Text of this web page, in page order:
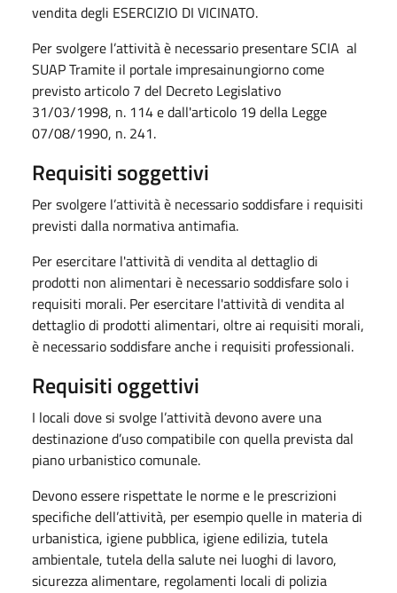
vendita degli ESERCIZIO DI VICINATO.
Per svolgere l’attività è necessario presentare SCIA al
SUAP Tramite il portale impresainungiorno come
previsto articolo 7 del Decreto Legislativo
31/03/1998, n. 114 e dall'articolo 19 della Legge
07/08/1990, n. 241.
Requisiti soggettivi
Per svolgere l’attività è necessario soddisfare i requisiti
previsti dalla normativa antimafia.
Per esercitare l'attività di vendita al dettaglio di
prodotti non alimentari è necessario soddisfare solo i
requisiti morali. Per esercitare l'attività di vendita al
dettaglio di prodotti alimentari, oltre ai requisiti morali,
è necessario soddisfare anche i requisiti professionali.
Requisiti oggettivi
I locali dove si svolge l’attività devono avere una
destinazione d’uso compatibile con quella prevista dal
piano urbanistico comunale.
Devono essere rispettate le norme e le prescrizioni
specifiche dell’attività, per esempio quelle in materia di
urbanistica, igiene pubblica, igiene edilizia, tutela
ambientale, tutela della salute nei luoghi di lavoro,
sicurezza alimentare, regolamenti locali di polizia